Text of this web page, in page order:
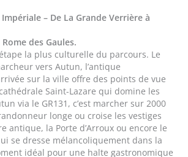
– De La Grande Verrière à
des Gaules.
la plus culturelle du parcours. Le
vers Autun, l’antique
sur la ville offre des points de vue
Saint-Lazare qui domine les
via le GR131, c’est marcher sur 2000
longe ou croise les vestiges
antique, la Porte d’Arroux ou encore le
se dresse mélancoliquement dans la
idéal pour une halte gastronomique